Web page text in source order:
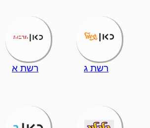
רשת ג רשת א